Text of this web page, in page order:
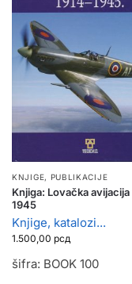
KNJIGE, PUBLIKACIJE
Knjiga: Lovačka avijacija
1945
Knjige, katalozi...
1.500,00 рсд
šifra: BOOK 100